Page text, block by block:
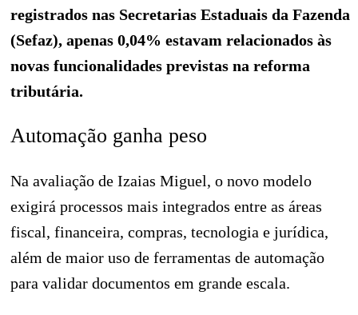
registrados nas Secretarias Estaduais da Fazenda
(Sefaz), apenas 0,04% estavam relacionados às
novas funcionalidades previstas na reforma
tributária.
Automação ganha peso
Na avaliação de Izaias Miguel, o novo modelo
exigirá processos mais integrados entre as áreas
fiscal, financeira, compras, tecnologia e jurídica,
além de maior uso de ferramentas de automação
para validar documentos em grande escala.